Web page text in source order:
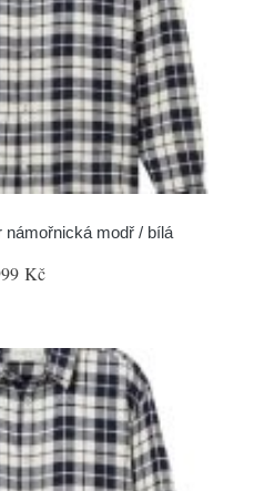
námořnická modř / bílá
Kč